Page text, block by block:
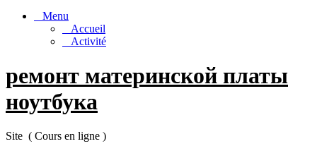
Menu
Accueil
Activité
ремонт материнской платы
ноутбука
Site ( Cours en ligne )